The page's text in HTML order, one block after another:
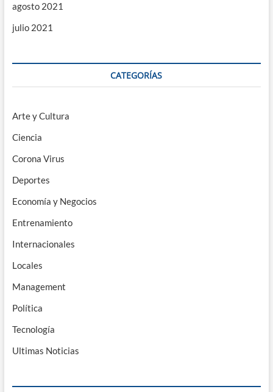
agosto 2021
julio 2021
CATEGORÍAS
Arte y Cultura
Ciencia
Corona Virus
Deportes
Economía y Negocios
Entrenamiento
Internacionales
Locales
Management
Política
Tecnología
Ultimas Noticias